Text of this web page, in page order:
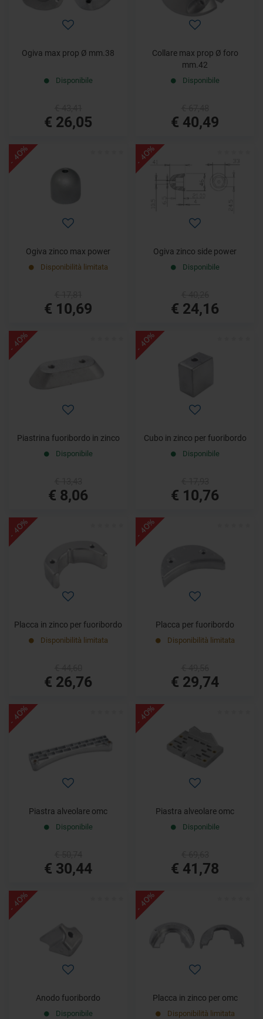
Ogiva max prop Ø mm.38
Disponibile
€ 26,05
Collare max prop Ø foro
mm.42
Disponibile
€ 40,49
- 40%
Ogiva zinco max power
Disponibilità limitata
€ 10,69
- 40%
Ogiva zinco side power
Disponibile
€ 24,16
- 40%
Piastrina fuoribordo in zinco
Disponibile
€ 8,06
- 40%
Cubo in zinco per fuoribordo
Disponibile
€ 10,76
- 40%
Placca in zinco per fuoribordo
Disponibilità limitata
€ 26,76
- 40%
Placca per fuoribordo
Disponibilità limitata
€ 29,74
- 40%
Piastra alveolare omc
Disponibile
€ 30,44
- 40%
Piastra alveolare omc
Disponibile
€ 41,78
- 40%
Anodo fuoribordo
Disponibile
- 40%
Placca in zinco per omc
Disponibilità limitata